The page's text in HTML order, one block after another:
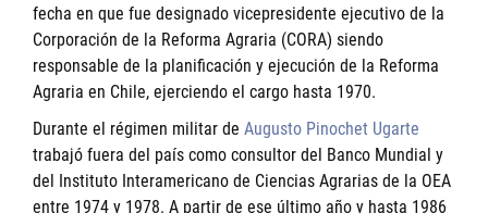
fecha en que fue designado vicepresidente ejecutivo de la
Corporación de la Reforma Agraria (CORA) siendo
responsable de la planificación y ejecución de la Reforma
Agraria en Chile, ejerciendo el cargo hasta 1970.
Durante el régimen militar de Augusto Pinochet Ugarte
trabajó fuera del país como consultor del Banco Mundial y
del Instituto Interamericano de Ciencias Agrarias de la OEA
entre 1974 y 1978. A partir de ese último año y hasta 1986